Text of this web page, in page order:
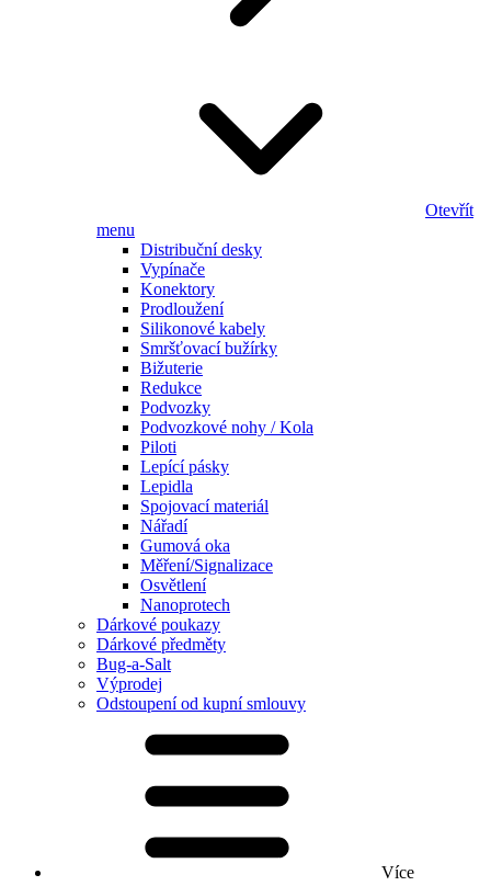
Otevřít
menu
Distribuční desky
Vypínače
Konektory
Prodloužení
Silikonové kabely
Smršťovací bužírky
Bižuterie
Redukce
Podvozky
Podvozkové nohy / Kola
Piloti
Lepící pásky
Lepidla
Spojovací materiál
Nářadí
Gumová oka
Měření/Signalizace
Osvětlení
Nanoprotech
Dárkové poukazy
Dárkové předměty
Bug-a-Salt
Výprodej
Odstoupení od kupní smlouvy
Více